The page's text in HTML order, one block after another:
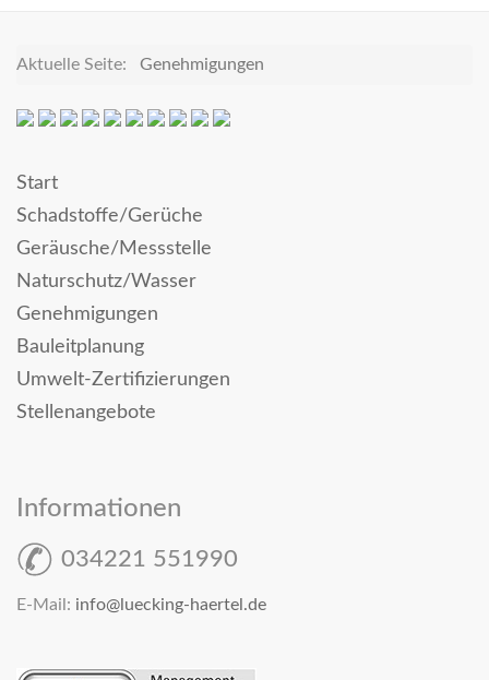
Aktuelle Seite: Genehmigungen
Start
Schadstoffe/Gerüche
Geräusche/Messstelle
Naturschutz/Wasser
Genehmigungen
Bauleitplanung
Umwelt-Zertifizierungen
Stellenangebote
Informationen
034221 551990
E-Mail: info@luecking-haertel.de